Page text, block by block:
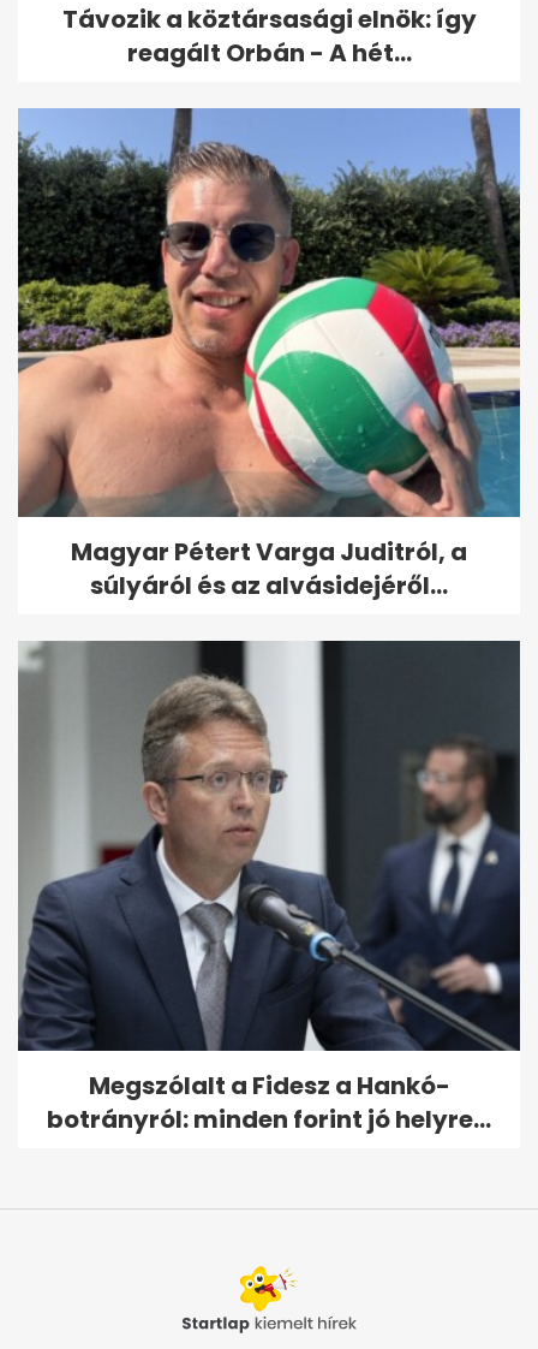
Távozik a köztársasági elnök: így
reagált Orbán - A hét...
Magyar Pétert Varga Juditról, a
súlyáról és az alvásidejéről...
Megszólalt a Fidesz a Hankó-
botrányról: minden forint jó helyre...